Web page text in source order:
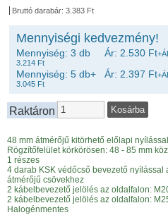
Bruttó darabár: 3.383 Ft
Mennyiségi kedvezmény!
Mennyiség: 3 db Ár: 2.530 Ft
3.214 Ft
Mennyiség: 5 db+ Ár: 2.397 Ft
3.045 Ft
Raktáron
48 mm átmérőjű kitörhető előlapi nyílással
Rögzítőfelület körkörösen: 48 - 85 mm
1 részes
4 darab KSK védőcső bevezető nyílással
átmérőjű csövekhez
2 kábelbevezető jelölés az oldalfalon:
2 kábelbevezető jelölés az oldalfalon:
Halogénmentes